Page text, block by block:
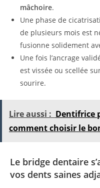
mâchoire.
Une phase de
de plusieurs mois est
fusionne solidement
Une fois l’ancrage
est vissée ou scellée
sourire.
Lire aussi : Dentifrice
comment choisir le
Le bridge dentaire
vos dents saines